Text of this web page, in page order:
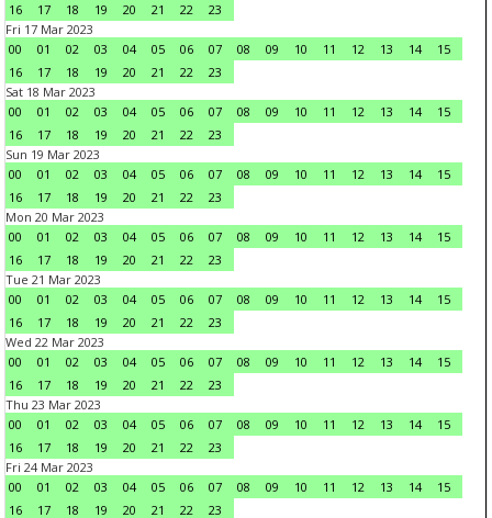
16 17 18 19 20 21 22
23
Fri 17 Mar 2023
00
01 02 03 04 05 06 07 08 09 10 11 12 13 14
15
16
17 18 19 20 21 22
23
Sat 18 Mar 2023
00
01 02 03 04 05 06 07 08 09 10 11 12 13 14
15
16
17 18 19 20 21 22
23
Sun 19 Mar 2023
00
01 02 03 04 05 06 07 08 09 10 11 12 13 14
15
16
17 18 19 20 21 22
23
Mon 20 Mar 2023
00
01 02 03 04 05 06 07 08 09 10 11 12 13 14
15
16
17 18 19 20 21 22
23
Tue 21 Mar 2023
00
01 02 03 04 05 06 07 08 09 10 11 12 13 14
15
16
17 18 19 20 21 22
23
Wed 22 Mar 2023
00
01 02 03 04 05 06 07 08 09 10 11 12 13 14
15
16
17 18 19 20 21 22
23
Thu 23 Mar 2023
00
01 02 03 04 05 06 07 08 09 10 11 12 13 14
15
16
17 18 19 20 21 22
23
Fri 24 Mar 2023
00
01 02 03 04 05 06 07 08 09 10 11 12 13 14
15
16
17 18 19 20 21 22
23